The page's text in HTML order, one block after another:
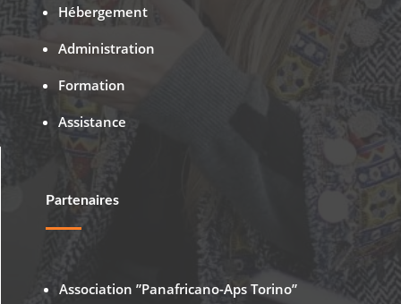
Hébergement
Administration
Formation
Assistance
Partenaires
Association ”Panafricano-Aps Torino”